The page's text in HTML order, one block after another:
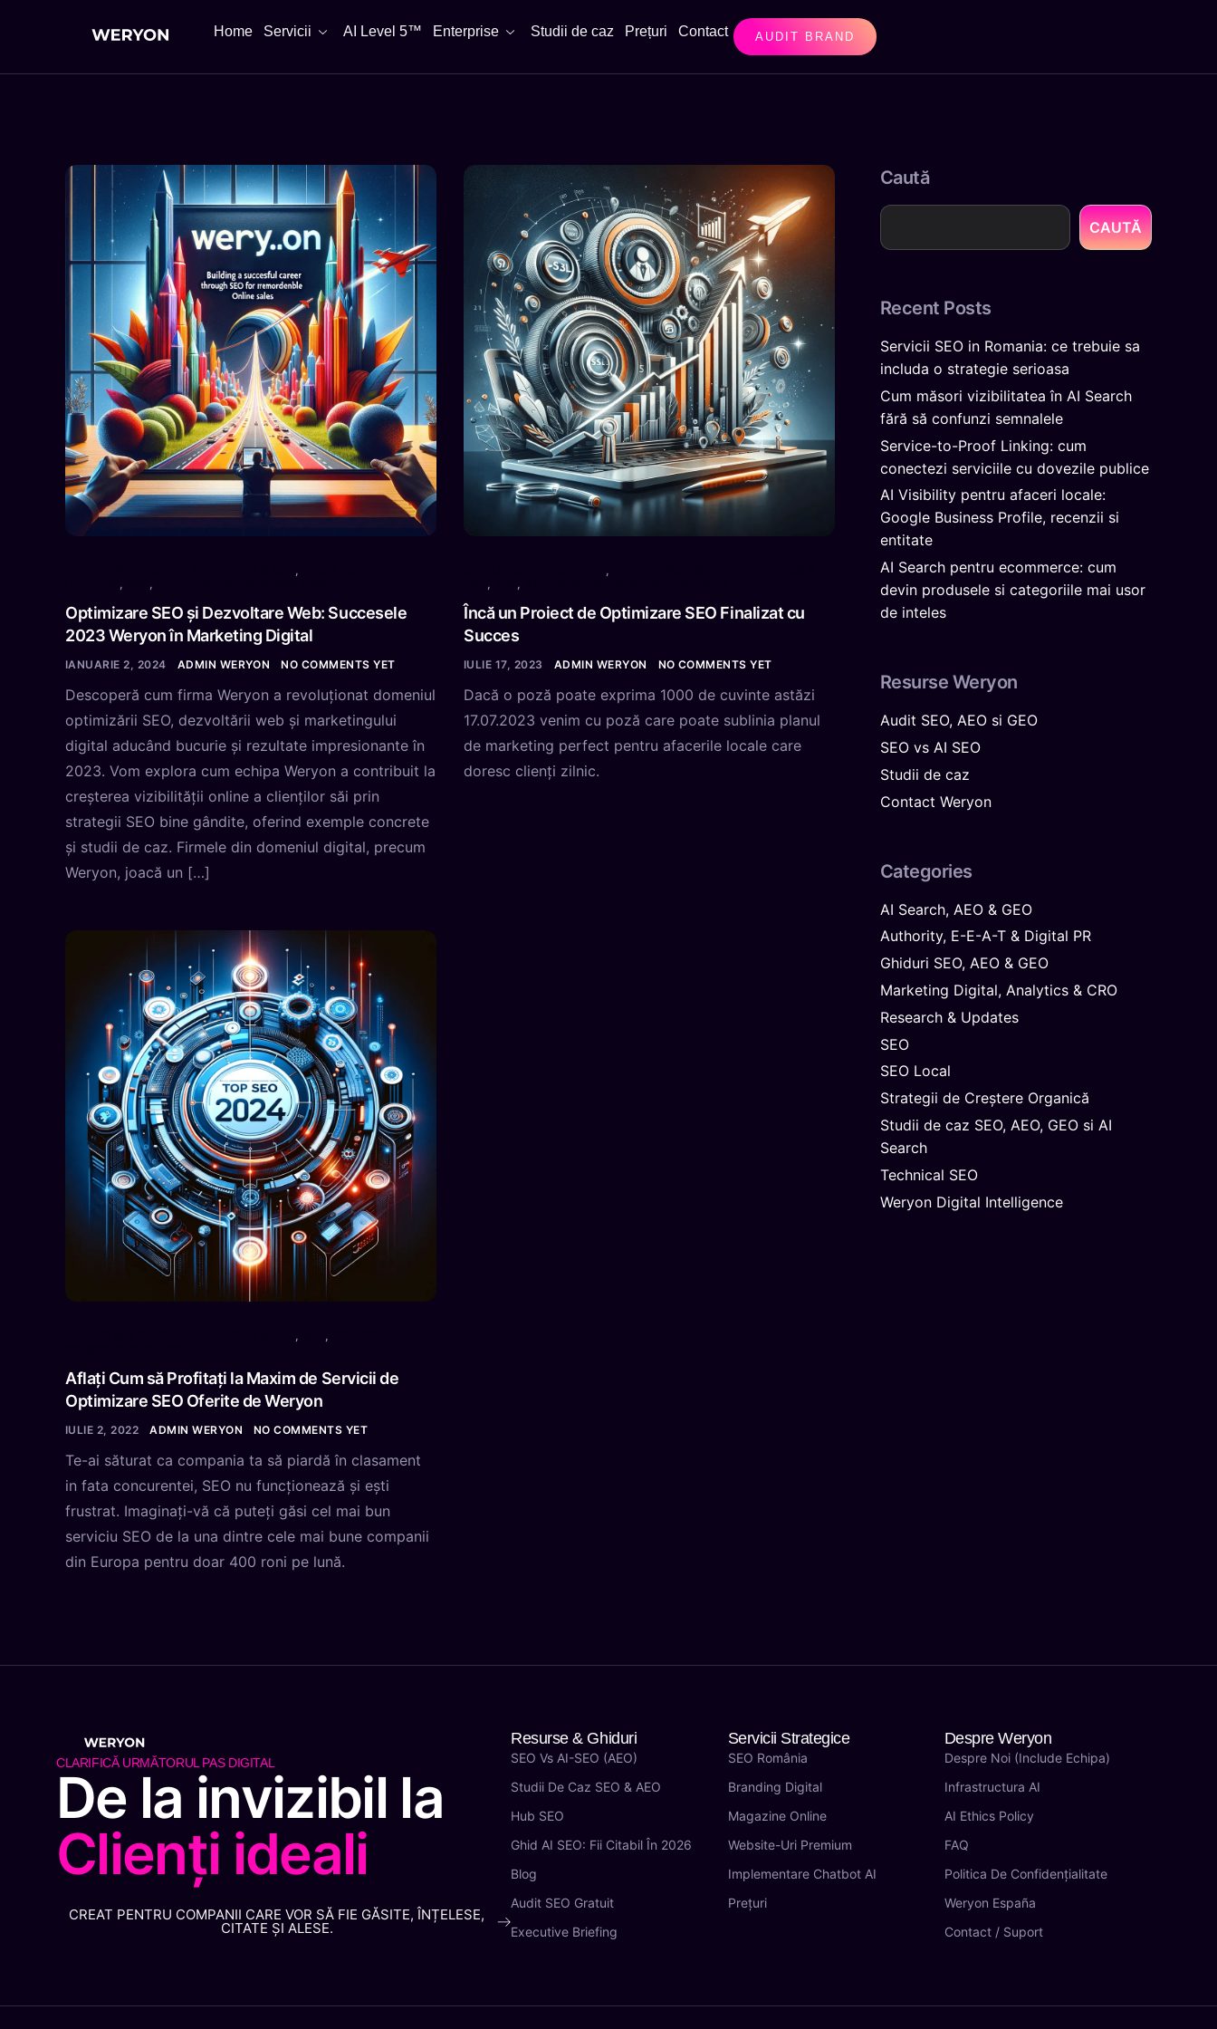
Home Servicii AI Level 5™ Enterprise Studii de caz Prețuri Contact AUDIT BRAND
,
, ,
Optimizare SEO și Dezvoltare Web: Succesele
2023 Weryon în Marketing Digital
IANUARIE 2, 2024 ADMIN WERYON NO COMMENTS YET
Descoperă cum firma Weryon a revoluționat domeniul
optimizării SEO, dezvoltării web și marketingului
digital aducând bucurie și rezultate impresionante în
2023. Vom explora cum echipa Weryon a contribuit la
creșterea vizibilității online a clienților săi prin
strategii SEO bine gândite, oferind exemple concrete
și studii de caz. Firmele din domeniul digital, precum
Weryon, joacă un […]
,
, ,
Încă un Proiect de Optimizare SEO Finalizat cu
Succes
IULIE 17, 2023 ADMIN WERYON NO COMMENTS YET
Dacă o poză poate exprima 1000 de cuvinte astăzi
17.07.2023 venim cu poză care poate sublinia planul
de marketing perfect pentru afacerile locale care
doresc clienți zilnic.
, ,
Aflați Cum să Profitați la Maxim de Servicii de
Optimizare SEO Oferite de Weryon
IULIE 2, 2022 ADMIN WERYON NO COMMENTS YET
Te-ai săturat ca compania ta să piardă în clasament
in fata concurentei, SEO nu funcționează și ești
frustrat. Imaginați-vă că puteți găsi cel mai bun
serviciu SEO de la una dintre cele mai bune companii
din Europa pentru doar 400 roni pe lună.
Caută
CAUTĂ
Recent Posts
Servicii SEO in Romania: ce trebuie sa
includa o strategie serioasa
Cum măsori vizibilitatea în AI Search
fără să confunzi semnalele
Service-to-Proof Linking: cum
conectezi serviciile cu dovezile publice
AI Visibility pentru afaceri locale:
Google Business Profile, recenzii si
entitate
AI Search pentru ecommerce: cum
devin produsele si categoriile mai usor
de inteles
Resurse Weryon
Audit SEO, AEO si GEO
SEO vs AI SEO
Studii de caz
Contact Weryon
Categories
AI Search, AEO & GEO
Authority, E-E-A-T & Digital PR
Ghiduri SEO, AEO & GEO
Marketing Digital, Analytics & CRO
Research & Updates
SEO
SEO Local
Strategii de Creștere Organică
Studii de caz SEO, AEO, GEO si AI
Search
Technical SEO
Weryon Digital Intelligence
CLARIFICĂ URMĂTORUL PAS DIGITAL
De la invizibil la
Clienți ideali
CREAT PENTRU COMPANII CARE VOR SĂ FIE GĂSITE, ÎNȚELESE,
CITATE ȘI ALESE.
Resurse & Ghiduri
SEO Vs AI-SEO (AEO)
Studii De Caz SEO & AEO
Hub SEO
Ghid AI SEO: Fii Citabil În 2026
Blog
Audit SEO Gratuit
Executive Briefing
Servicii Strategice
SEO România
Branding Digital
Magazine Online
Website-Uri Premium
Implementare Chatbot AI
Prețuri
Despre Weryon
Despre Noi (include Echipa)
Infrastructura AI
AI Ethics Policy
FAQ
Politica De Confidențialitate
Weryon España
Contact / Suport